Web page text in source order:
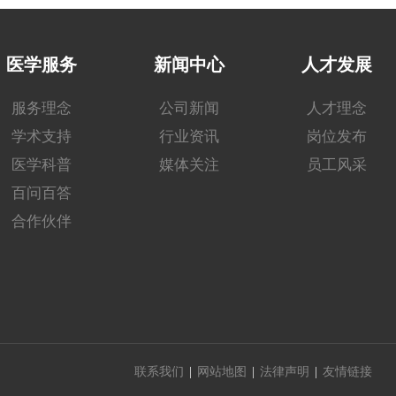
医学服务
服务理念
学术支持
医学科普
百问百答
合作伙伴
新闻中心
公司新闻
行业资讯
媒体关注
人才发展
人才理念
岗位发布
员工风采
联系我们 网站地图 法律声明 友情链接